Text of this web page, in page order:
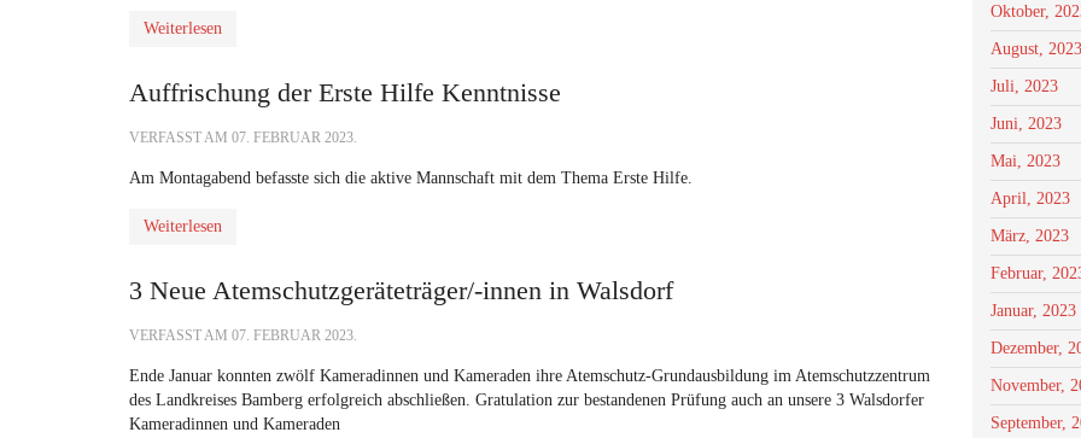
Weiterlesen
Auffrischung der Erste Hilfe Kenntnisse
VERFASST AM 07. FEBRUAR 2023.
Am Montagabend befasste sich die aktive Mannschaft mit dem Thema Erste Hilfe.
Weiterlesen
3 Neue Atemschutzgeräteträger/-innen in Walsdorf
VERFASST AM 07. FEBRUAR 2023.
Ende Januar konnten zwölf Kameradinnen und Kameraden ihre Atemschutz-Grundausbildung im Atemschutzzentrum
des Landkreises Bamberg erfolgreich abschließen. Gratulation zur bestandenen Prüfung auch an unsere 3 Walsdorfer
Kameradinnen und Kameraden
Oktober,
August, 2023
Juli, 2023
Juni, 2023
Mai, 2023
April, 2023
März, 2023
Februar,
Januar, 2023
Dezember,
November,
September,